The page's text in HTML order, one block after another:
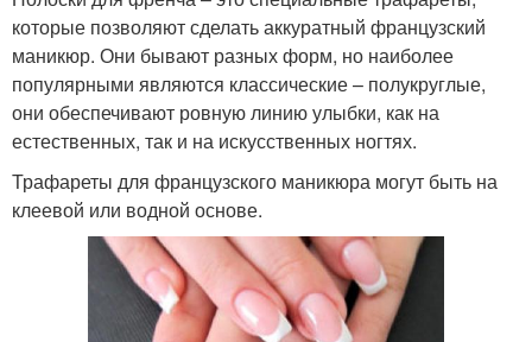
которые позволяют сделать аккуратный французский
маникюр. Они бывают разных форм, но наиболее
популярными являются классические – полукруглые,
они обеспечивают ровную линию улыбки, как на
естественных, так и на искусственных ногтях.
Трафареты для французского маникюра могут быть на
клеевой или водной основе.